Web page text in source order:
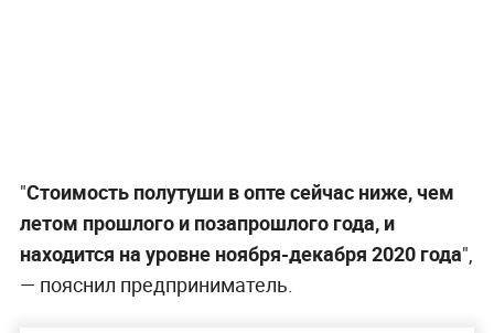
"Стоимость полутуши в опте сейчас ниже, чем
летом прошлого и позапрошлого года, и
находится на уровне ноября-декабря 2020 года",
— пояснил предприниматель.